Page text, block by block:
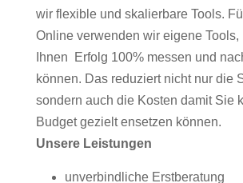
wir flexible und skalierbare Tools.
Online verwenden wir eigene Tools,
Ihnen Erfolg 100% messen und
können. Das reduziert nicht nur die
sondern auch die Kosten damit Sie
Budget gezielt ensetzen können.
Unsere Leistungen
unverbindliche Erstberatung